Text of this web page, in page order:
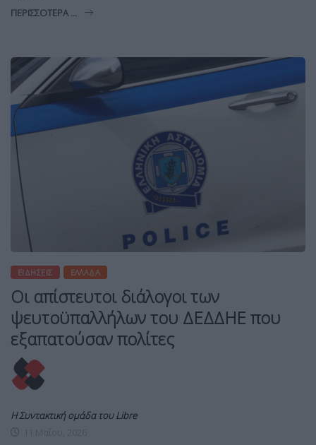
ΠΕΡΙΣΣΌΤΕΡΑ ...
ΕΙΔΉΣΕΙΣ ΕΛΛΆΔΑ
Οι απίστευτοι διάλογοι των
ψευτοϋπαλλήλων του ΔΕΔΔΗΕ που
εξαπατούσαν πολίτες
Η Συντακτική ομάδα του Libre